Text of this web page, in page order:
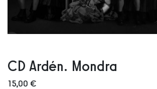
CD Ardén. Mondra
15,00 €